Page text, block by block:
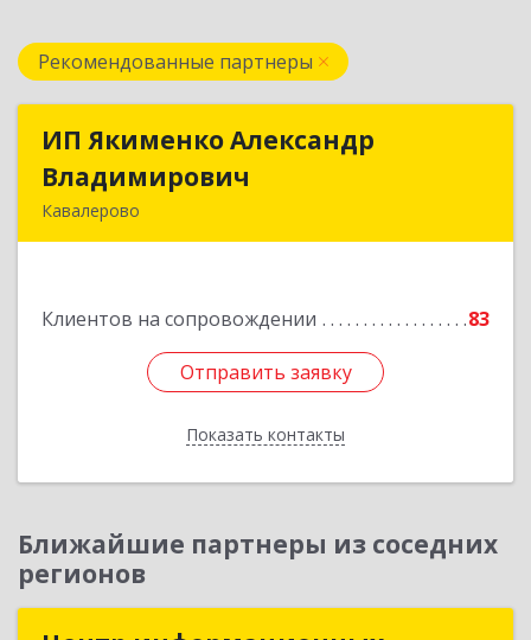
Рекомендованные партнеры
ИП Якименко Александр
Владимирович
Кавалерово
Клиентов на сопровождении 83
Отправить заявку
Показать контакты
ИП Якименко Александр
Подробнее
Отправить заявку
Назад
Ближайшие партнеры из соседних
регионов